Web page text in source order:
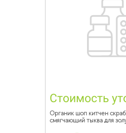
Стоимость
Органик шоп китчен
смягчающий тыква для